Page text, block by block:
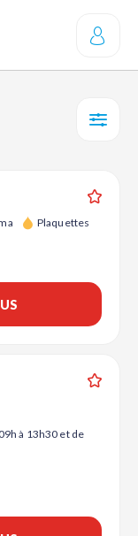
Plaquettes
à 13h30 et de